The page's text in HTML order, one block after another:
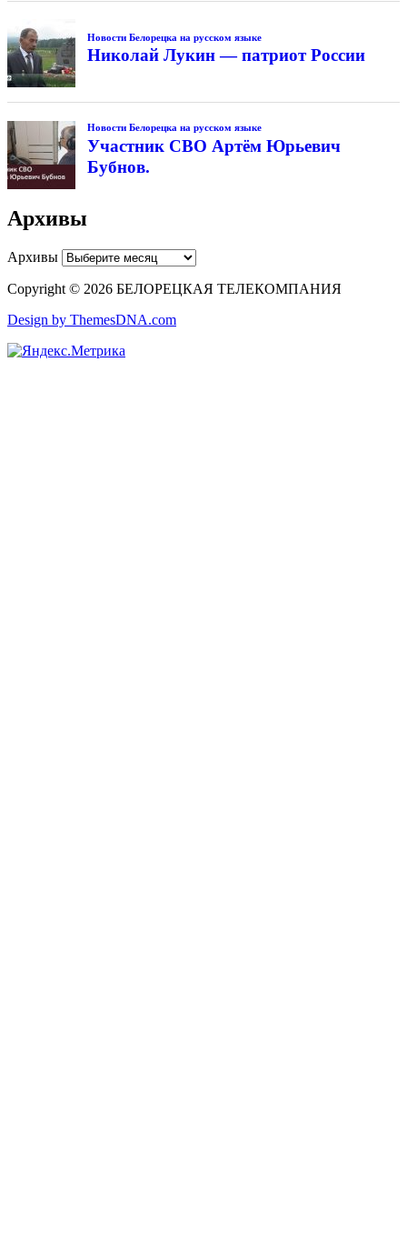
Новости Белорецка на русском языке
Николай Лукин — патриот России
Новости Белорецка на русском языке
Участник СВО Артём Юрьевич
Бубнов.
Архивы
Архивы
Copyright © 2026 БЕЛОРЕЦКАЯ ТЕЛЕКОМПАНИЯ
Design by ThemesDNA.com